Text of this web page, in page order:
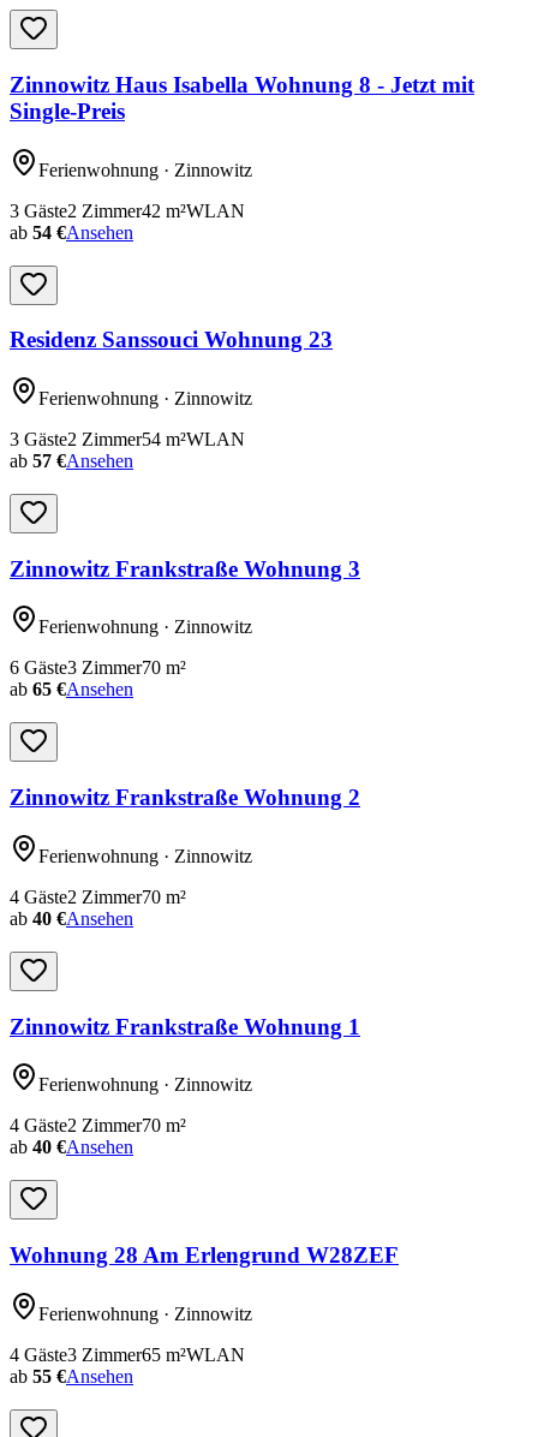
Zinnowitz Haus Isabella Wohnung 8 - Jetzt mit
Single-Preis
Ferienwohnung · Zinnowitz
3 Gäste2 Zimmer42 m²WLAN
ab 54 €Ansehen
Residenz Sanssouci Wohnung 23
Ferienwohnung · Zinnowitz
3 Gäste2 Zimmer54 m²WLAN
ab 57 €Ansehen
Zinnowitz Frankstraße Wohnung 3
Ferienwohnung · Zinnowitz
6 Gäste3 Zimmer70 m²
ab 65 €Ansehen
Zinnowitz Frankstraße Wohnung 2
Ferienwohnung · Zinnowitz
4 Gäste2 Zimmer70 m²
ab 40 €Ansehen
Zinnowitz Frankstraße Wohnung 1
Ferienwohnung · Zinnowitz
4 Gäste2 Zimmer70 m²
ab 40 €Ansehen
Wohnung 28 Am Erlengrund W28ZEF
Ferienwohnung · Zinnowitz
4 Gäste3 Zimmer65 m²WLAN
ab 55 €Ansehen